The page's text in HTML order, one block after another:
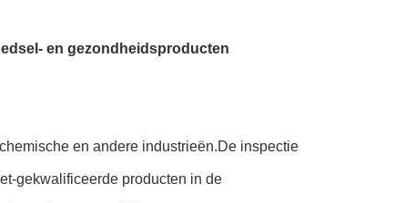
en gezondheidsproducten
en andere industrieën.De inspectie
gekwalificeerde producten in de